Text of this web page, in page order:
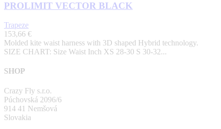
PROLIMIT VECTOR BLACK
Trapeze
153,66 €
Molded kite waist harness with 3D shaped Hybrid technology.
SIZE CHART: Size Waist Inch XS 28-30 S 30-32...
SHOP
Crazy Fly s.r.o.
Púchovská 2096/6
914 41 Nemšová
Slovakia